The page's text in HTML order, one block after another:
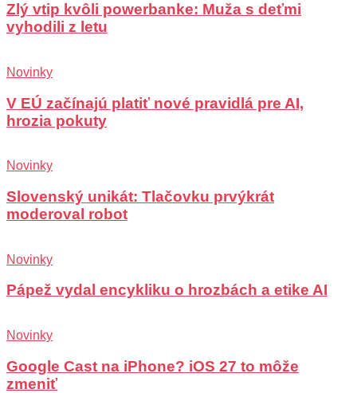
Zlý vtip kvôli powerbanke: Muža s deťmi
vyhodili z letu
Novinky
V EÚ začínajú platiť nové pravidlá pre AI,
hrozia pokuty
Novinky
Slovenský unikát: Tlačovku prvýkrát
moderoval robot
Novinky
Pápež vydal encykliku o hrozbách a etike AI
Novinky
Google Cast na iPhone? iOS 27 to môže
zmeniť